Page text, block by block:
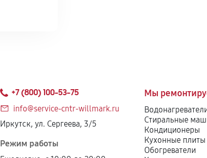
+7 (800) 100-53-75
info@service-cntr-willmark.ru
Иркутск, ул. Сергеева, 3/5
Режим работы
Мы
Стиральные
Кондиционеры
Кухонные плиты
Обогреватели